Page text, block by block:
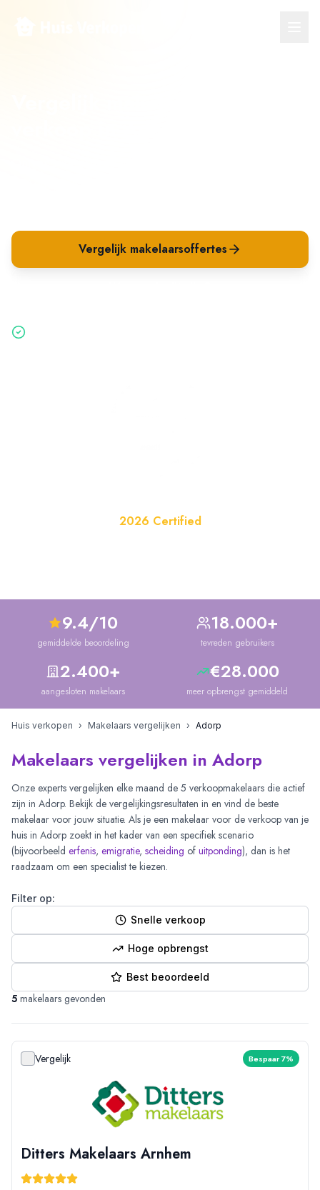
Vergelijk makelaarsoffertes
2026 Certified
9.4/10
gemiddelde beoordeling
18.000+
tevreden gebruikers
2.400+
aangesloten makelaars
€28.000
meer opbrengst gemiddeld
Huis verkopen › Makelaars vergelijken › Adorp
Makelaars vergelijken in Adorp
Onze experts vergelijken elke maand de 5 verkoopmakelaars die actief
zijn in Adorp. Bekijk de vergelijkingsresultaten in en vind de beste
makelaar voor jouw situatie. Als je een makelaar voor de verkoop van je
huis in Adorp zoekt in het kader van een specifiek scenario
(bijvoorbeeld erfenis, emigratie, scheiding of uitponding), dan is het
raadzaam om een specialist te kiezen.
Filter op:
Snelle verkoop
Hoge opbrengst
Best beoordeeld
5 makelaars gevonden
Vergelijk Bespaar 7%
Ditters Makelaars Arnhem